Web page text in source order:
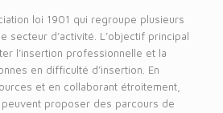
loi 1901 qui regroupe plusieurs
secteur d’activité. L’objectif principal
l’insertion professionnelle et la
en difficulté d’insertion. En
et en collaborant étroitement,
peuvent proposer des parcours de